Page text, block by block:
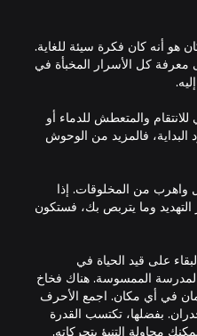
هو أنه كان فكرة سيئة للغاية.
كل الأسرار المخبأة في
والمتعطش للدماء أو
فالمزيد من الوحوش
واهرب من المخلوقات. إذا
وما يتربص بك، فستكون
على قيد الحياة في
الممسوسة. هناك فخاخ
في أي مكان. اجمع الأحرف
بفضلها، تكتسب القدرة